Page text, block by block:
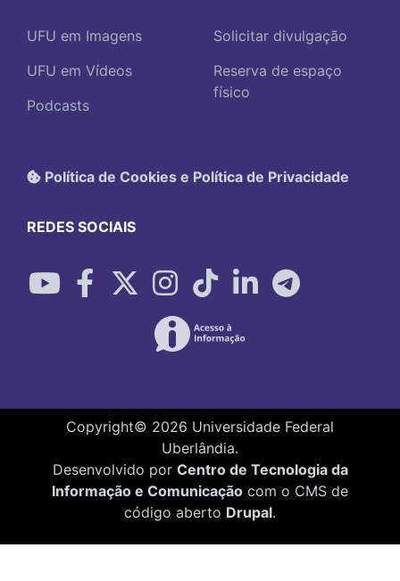
UFU em Imagens
UFU em Vídeos
Podcasts
Solicitar divulgação
Reserva de espaço
físico
Política de Cookies e Política de Privacidade
REDES SOCIAIS
Copyright© 2026 Universidade Federal
Uberlândia.
Desenvolvido por Centro de Tecnologia da
Informação e Comunicação com o CMS de
código aberto Drupal.